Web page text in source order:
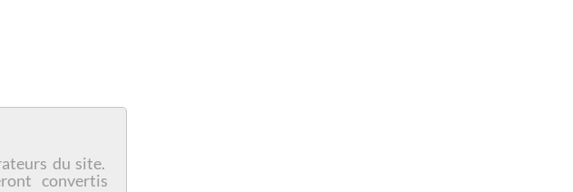
du site.
convertis